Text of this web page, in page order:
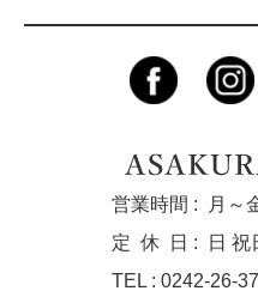
営業時間 :
月～
定休
日 :
日 祝
TEL : 0242-26-